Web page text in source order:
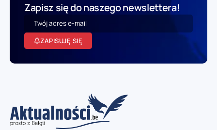
Zapisz się do naszego newslettera!
ZAPISUJĘ SIĘ